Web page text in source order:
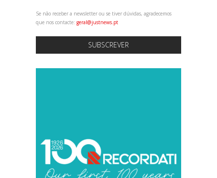
Se não receber a newsletter ou se tiver dúvidas, agradecemos
que nos contacte: geral@justnews.pt
SUBSCREVER